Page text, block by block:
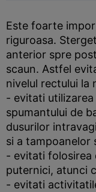
Este foarte
riguroasa.
anterior spre
scaun. Astfel
nivelul rectului la
- evitati
spumantului de
dusurilor
si a tampoanelor
- evitati folosirea
puternici, atunci
- evitati